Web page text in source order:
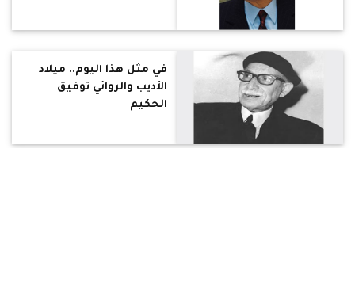
في مثل هذا اليوم.. ميلاد
الأديب والروائي توفيق
الحكيم